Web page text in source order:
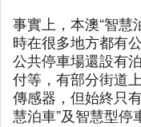
事實上，本澳“智慧
時在很多地方都有
公共停車場還設有
付等，有部分街道
傳感器，但始終只
慧泊車”及智慧型停